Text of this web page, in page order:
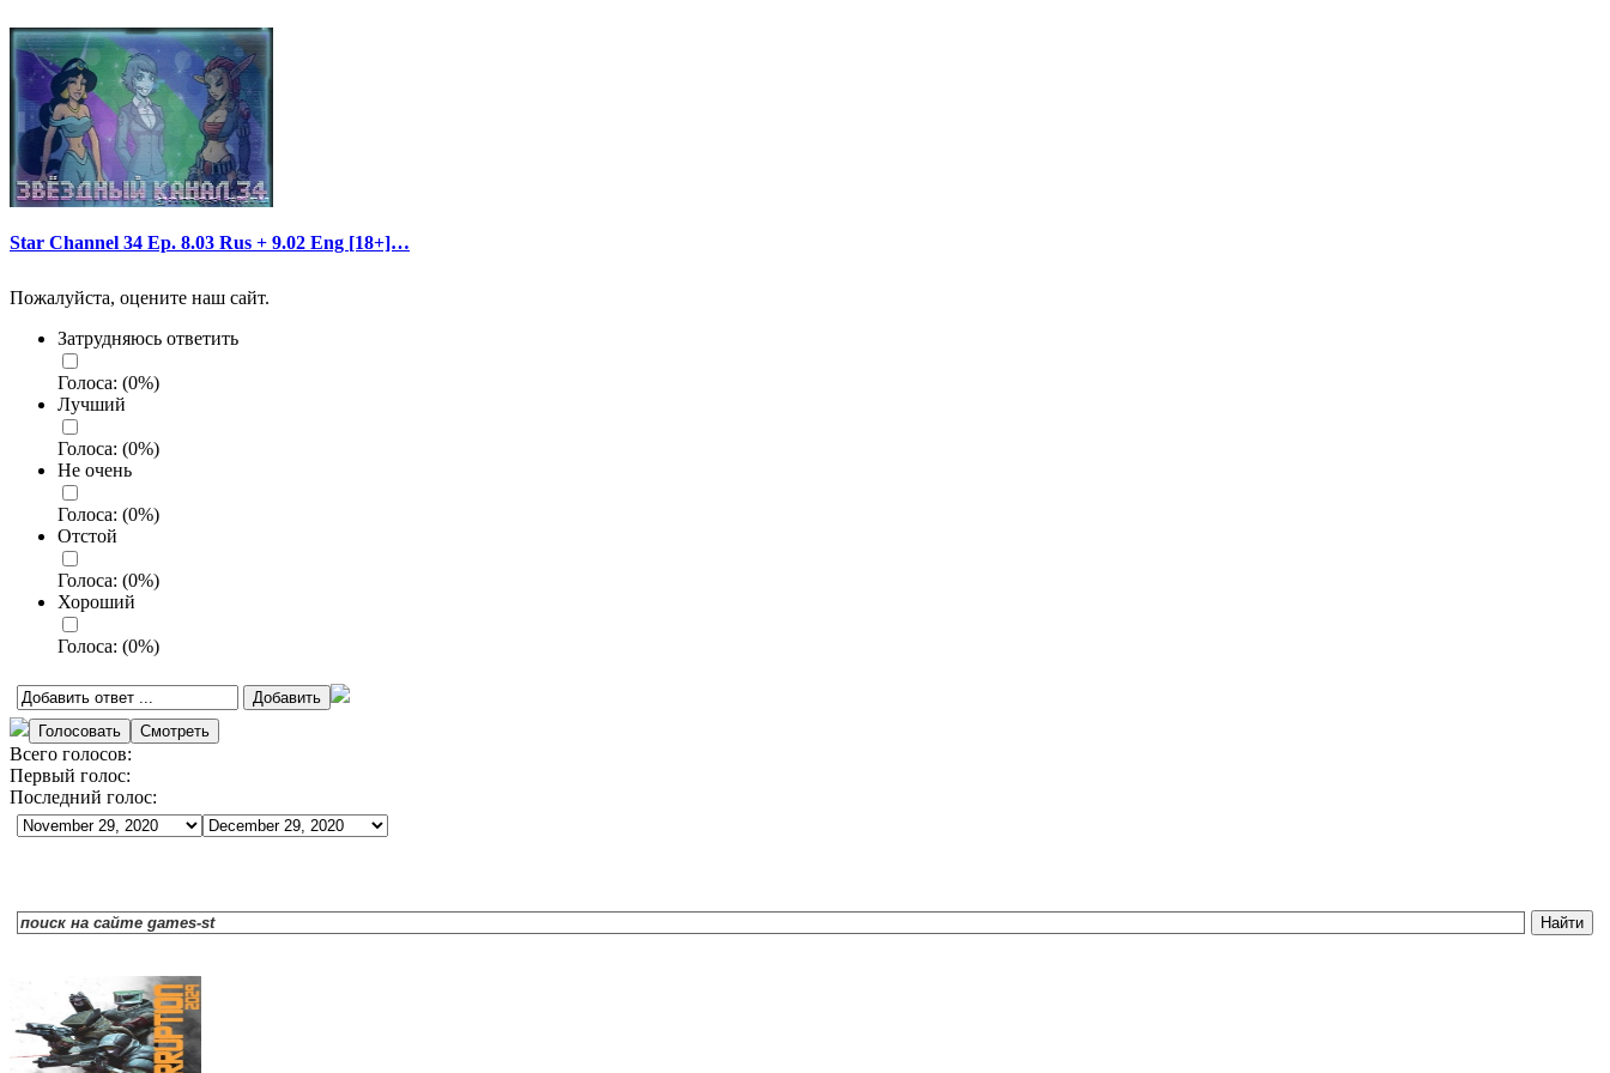
Star Channel 34 Ep. 8.03 Rus + 9.02 Eng [18+]…
Пожалуйста, оцените наш сайт.
Затрудняюсь ответить
Голоса: (0%)
Лучший
Голоса: (0%)
Не очень
Голоса: (0%)
Отстой
Голоса: (0%)
Хороший
Голоса: (0%)
Всего голосов:
Первый голос:
Последний голос: